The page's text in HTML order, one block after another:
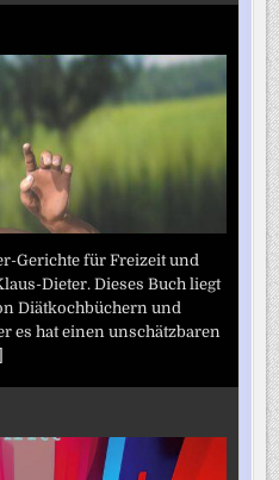
Gerichte für Freizeit und
Dieter. Dieses Buch liegt
Diätkochbüchern und
es hat einen unschätzbaren